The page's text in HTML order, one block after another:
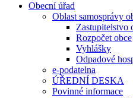
Obecní úřad
Oblast samosprávy
Zastupitelstvo
Rozpočet obce
Vyhlášky
Odpadové
e-podatelna
ÚŘEDNÍ DESKA
Povinné informace